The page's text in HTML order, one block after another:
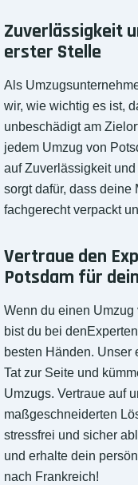
Zuverlässigkeit
erster Stelle
Als
wir, wie wichtig es ist,
unbeschädigt am
jedem Umzug von
auf Zuverlässigkeit
sorgt dafür, dass
fachgerecht verpackt
Vertraue den
Potsdam für
Wenn du einen
bist du bei
besten Händen. Unser
Tat zur Seite und
Umzugs. Vertraue auf
maßgeschneiderten
stressfrei und sicher
und erhalte dein
nach Frankreich!